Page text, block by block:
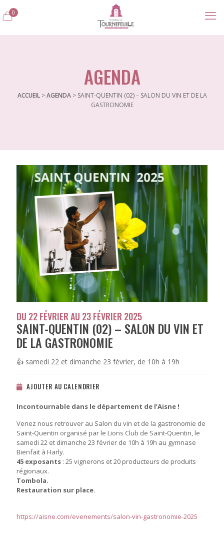
0
AGENDA
ACCUEIL>AGENDA> SAINT-QUENTIN (02) – SALON DU VIN ET DE LA
GASTRONOMIE
DU 22 FÉVRIER AU 23 FÉVRIER 2025
SAINT-QUENTIN (02) – SALON DU VIN ET
DE LA GASTRONOMIE
👍​ samedi 22 et dimanche 23 février, de 10h à 19h
AJOUTER AU CALENDRIER
Incontournable dans le département de l’Aisne !
Venez nous retrouver au Salon du vin et de la gastronomie de
Saint-Quentin organisé par le Lions Club de Saint-Quentin, le
samedi 22 et dimanche 23 février de 10h à 19h au gymnase
Bienfait à Harly.
45 exposants : 25 vignerons et 20 producteurs de produits
régionaux.
Tombola.
Restauration sur place.
https://aisne.com/evenements/salon-vin-gastronomie-2025